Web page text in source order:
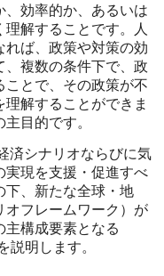
効率的か、あるいは
解することです。人
れば、政策や対策の効
複数の条件下で、政
とで、その政策が不
解することができま
目的です。
済シナリオならびに気
実現を支援・促進すべ
下、新たな全球・地
オフレームワーク）が
主構成要素となる
説明します。